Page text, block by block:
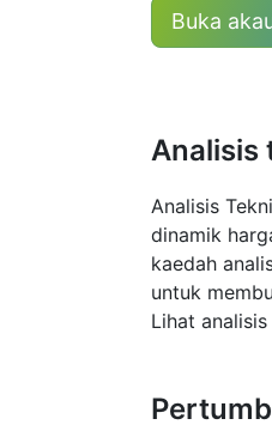
*Komisen
Buka
Analisis
Analisis
dinamik
kaedah
untuk
Lihat